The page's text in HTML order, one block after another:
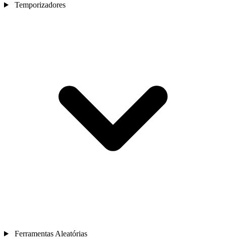
Temporizadores
Ferramentas Aleatórias